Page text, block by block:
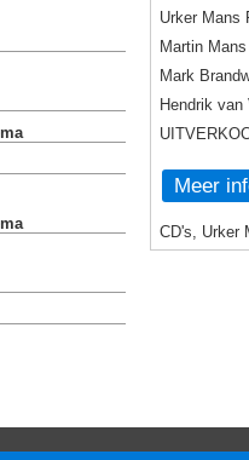
Urker Mans
Martin
Mark
Hendrik van
Meer
CD's, Urker